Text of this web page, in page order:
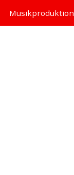
Musikproduktion